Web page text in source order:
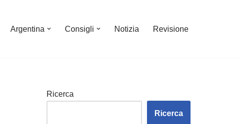
Argentina Consigli Notizia Revisione
Ricerca
Ricerca